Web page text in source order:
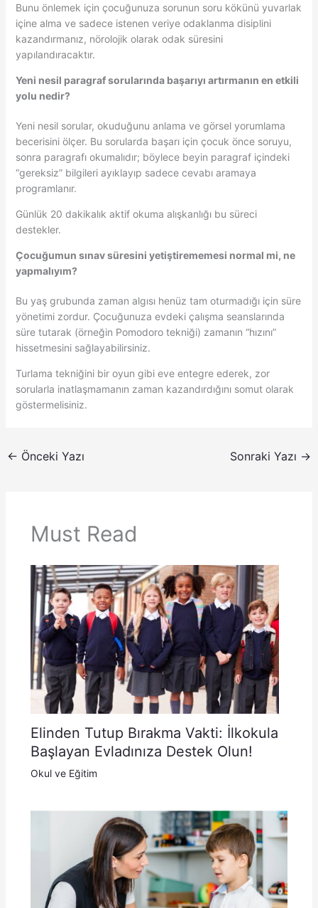
Bunu önlemek için çocuğunuza sorunun soru kökünü yuvarlak
içine alma ve sadece istenen veriye odaklanma disiplini
kazandırmanız, nörolojik olarak odak süresini
yapılandıracaktır.
Yeni nesil paragraf sorularında başarıyı artırmanın en etkili
yolu nedir?
Yeni nesil sorular, okuduğunu anlama ve görsel yorumlama
becerisini ölçer. Bu sorularda başarı için çocuk önce soruyu,
sonra paragrafı okumalıdır; böylece beyin paragraf içindeki
“gereksiz” bilgileri ayıklayıp sadece cevabı aramaya
programlanır.
Günlük 20 dakikalık aktif okuma alışkanlığı bu süreci
destekler.
Çocuğumun sınav süresini yetiştirememesi normal mi, ne
yapmalıyım?
Bu yaş grubunda zaman algısı henüz tam oturmadığı için süre
yönetimi zordur. Çocuğunuza evdeki çalışma seanslarında
süre tutarak (örneğin Pomodoro tekniği) zamanın “hızını”
hissetmesini sağlayabilirsiniz.
Turlama tekniğini bir oyun gibi eve entegre ederek, zor
sorularla inatlaşmamanın zaman kazandırdığını somut olarak
göstermelisiniz.
← Önceki Yazı Sonraki Yazı →
Must Read
Elinden Tutup Bırakma Vakti: İlkokula
Başlayan Evladınıza Destek Olun!
Okul ve Eğitim